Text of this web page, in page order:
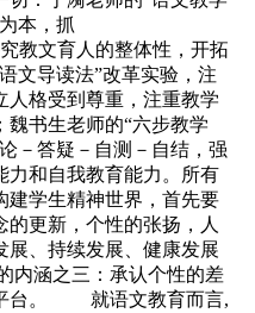
本，抓
教文育人的整体性，开拓
文导读法”改革实验，注
人格受到尊重，注重教学
魏书生老师的“六步教学
－答疑－自测－自结，强
力和自我教育能力。所有
建学生精神世界，首先要
的更新，个性的张扬，人
展、持续发展、健康发展
涵之三：承认个性的差
平台。 就语文教育而言,